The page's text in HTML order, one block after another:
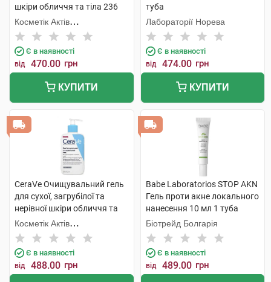
шкіри обличчя та тіла 236
мл 1 флакон
Косметік Актів
Інтернаціональ
Є в наявності
від 470.00 грн
КУПИТИ
туба
Лабораторії Норева
Є в наявності
від 474.00 грн
КУПИТИ
CeraVe Очищувальний гель
для сухої, загрубілої та
нерівної шкіри обличчя та
тіла 236 мл 1 флакон
Косметік Актів
Інтернаціональ
Є в наявності
від 488.00 грн
Babe Laboratorios STOP AKN
Гель проти акне локального
нанесення 10 мл 1 туба
Біотрейд Болгарія
Є в наявності
від 489.00 грн